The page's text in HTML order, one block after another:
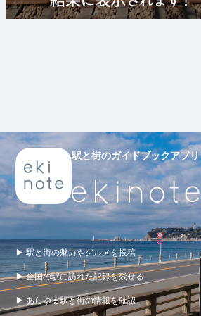
駅と街のガイドブックアプリ
▶ 駅と街の魅力やグルメを投稿
▶ 全国の駅に訪れた記録を残せる
▶ あらゆる駅と街の情報を確認